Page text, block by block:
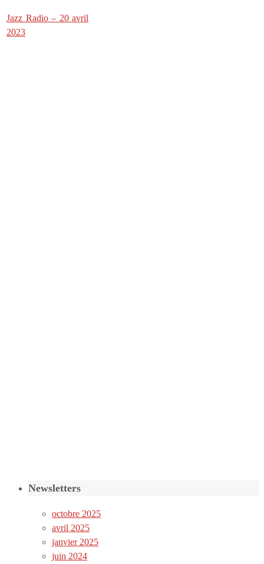
Jazz Radio – 20 avril
2023
Newsletters
octobre 2025
avril 2025
janvier 2025
juin 2024